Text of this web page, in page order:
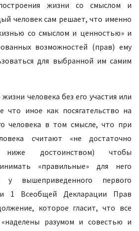
жизни со смыслом и
человек сам решает, что именно
со смыслом и ценностью» и
возможностей (прав) ему
для выбранной им самим
человека без его участия или
что иное как посягательство на
человека в том смысле, что при
считают «не достаточно
достоинством) чтобы
«правильные» для него
у вышеприведенного первого
1 Всеобщей Декларации Прав
которое гласит, что все
разумом и совестью и